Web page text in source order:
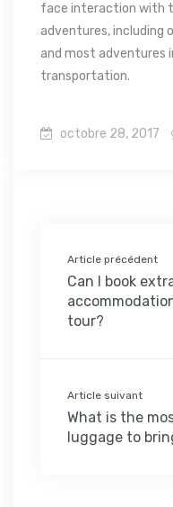
face interaction with
adventures, including
and most adventures
transportation.
octobre 28, 2017
Article précédent
Can I book
tour?
Article suivant
What is the
luggage to